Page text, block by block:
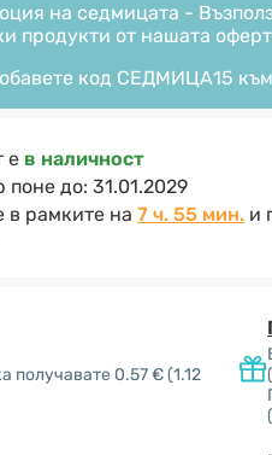
на седмицата -
продукти от нашата
код СЕДМИЦА15
е в наличност
поне до: 31.01.2029
в рамките на 7 ч. 55 мин. и
получавате 0.57 €(1.12